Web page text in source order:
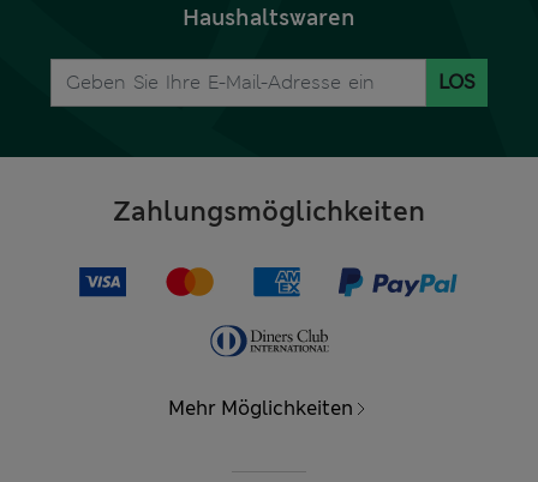
Haushaltswaren
LOS
Zahlungsmöglichkeiten
Mehr Möglichkeiten